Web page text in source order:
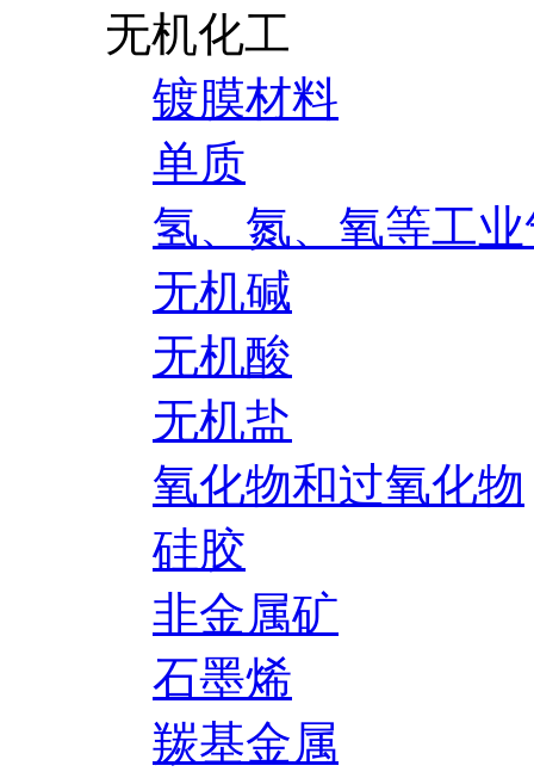
无机化工
镀膜材料
单质
氢、氮、氧等工
无机碱
无机酸
无机盐
氧化物和过氧化物
硅胶
非金属矿
石墨烯
羰基金属